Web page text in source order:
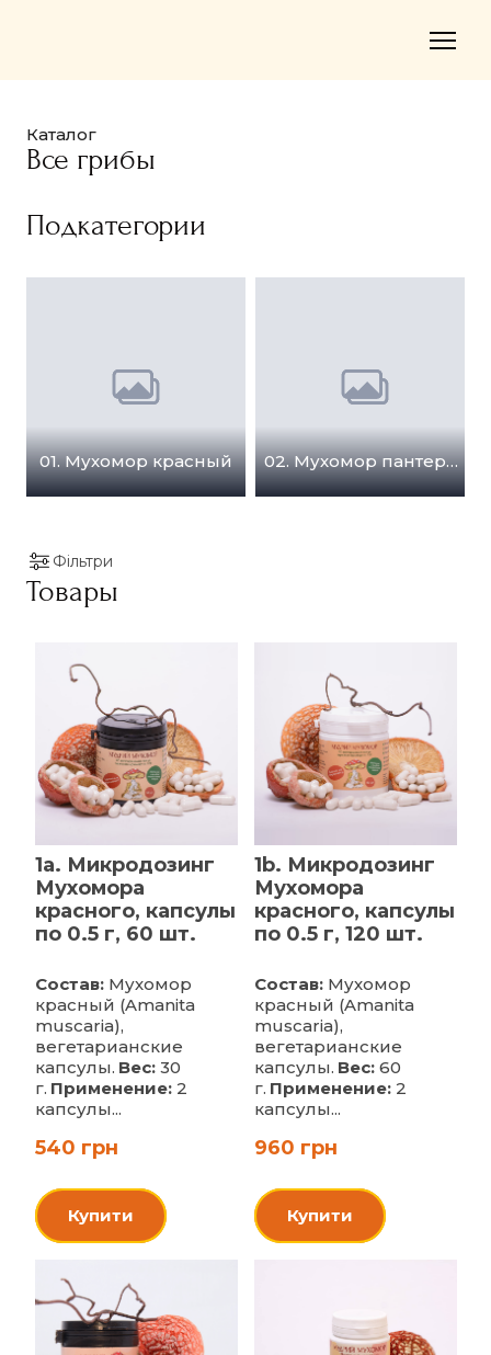
Каталог
Все грибы
Подкатегории
01. Мухомор красный 02. Мухомор пантерный
Фільтри
Товары
1a. Микродозинг
Мухомора
красного, капсулы
по 0.5 г, 60 шт.
Состав:Мухомор
красный (Amanita
muscaria),
вегетарианские
капсулы. Вес:30
г. Применение: 2
капсулы...
540 грн
Купити
1b. Микродозинг
Мухомора
красного, капсулы
по 0.5 г, 120 шт.
Состав: Мухомор
красный (Amanita
muscaria),
вегетарианские
капсулы. Вес: 60
г. Применение: 2
капсулы...
960 грн
Купити